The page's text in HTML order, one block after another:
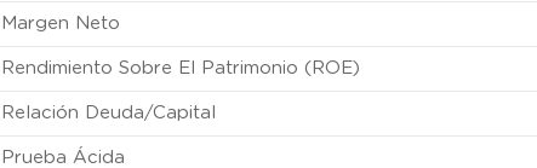
Margen Neto
Rendimiento Sobre El Patrimonio (ROE)
Relación Deuda/Capital
Prueba Ácida